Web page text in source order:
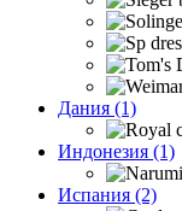
Дания (1)
Индонезия (1)
Испания (2)